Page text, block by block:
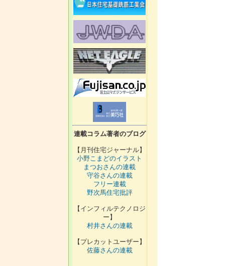
連載コラム著者のブログ
【月刊住宅ジャーナル】
小野こまどのイラスト
まつおさんの連載
守谷さんの連載
フリー連載
野次馬住宅批評
【インフィルテクノロジ
ー】
村井さんの連載
【プレカットユーザー】
佐藤さんの連載